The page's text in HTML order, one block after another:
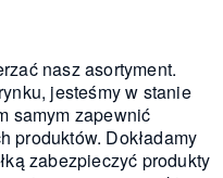
nasz asortyment.
jesteśmy w stanie
samym zapewnić
produktów. Dokładamy
zabezpieczyć produkty